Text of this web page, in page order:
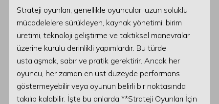
Strateji oyunları, genellikle oyuncuları uzun soluklu
mücadelelere sürükleyen, kaynak yönetimi, birim
üretimi, teknoloji geliştirme ve taktiksel manevralar
üzerine kurulu derinlikli yapımlardır. Bu türde
ustalaşmak, sabır ve pratik gerektirir. Ancak her
oyuncu, her zaman en üst düzeyde performans
göstermeyebilir veya oyunun belirli bir noktasında
takılıp kalabilir. İşte bu anlarda **Strateji Oyunları İçin